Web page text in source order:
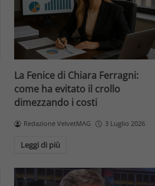
La Fenice di Chiara Ferragni:
come ha evitato il crollo
dimezzando i costi
Redazione VelvetMAG 3 Luglio 2026
Leggi di più